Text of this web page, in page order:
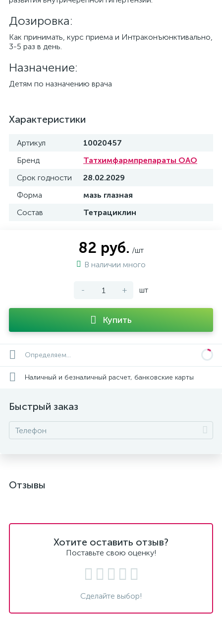
Дозировка:
Как принимать, курс приема и Интраконъюнктивально,
3-5 раз в день.
Назначение:
Детям по назначению врача
Характеристики
Артикул
10020457
Бренд
Татхимфармпрепараты ОАО
Срок годности
28.02.2029
Форма
мазь глазная
Состав
Тетрациклин
82 руб. /шт
В наличии много
- + шт
Купить
Определяем...
Наличный и безналичный расчет, банковские карты
Быстрый заказ
Отзывы
Хотите оставить отзыв?
Поставьте свою оценку!
Сделайте выбор!